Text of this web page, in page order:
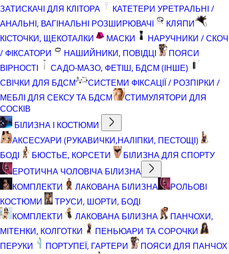
ЗАТИСКАЧІ ДЛЯ КЛІТОРА
КАТЕТЕРИ УРЕТРАЛЬНІ /
АНАЛЬНІ, ВАГІНАЛЬНІ РОЗШИРЮВАЧІ
КЛЯПИ
КІСТОЧКИ, ЩЕКОТАЛКИ
МАСКИ
НАРУЧНИКИ / СКОЧ
/ ФІКСАТОРИ
НАШИЙНИКИ, ПОВІДЦІ
ПОЯСИ
ВІРНОСТІ
САДО-МАЗО, ФЕТІШ, БДСМ (ІНШЕ)
СВІЧКИ ДЛЯ БДСМ
СИСТЕМИ ФІКСАЦІЇ / РОЗПІРКИ /
МЕБЛІ ДЛЯ СЕКСУ ТА БДСМ
СТИМУЛЯТОРИ ДЛЯ
СОСКІВ
БІЛИЗНА І КОСТЮМИ
АКСЕСУАРИ (РУКАВИЧКИ,НАЛІПКИ, ПЕСТОЩІ)
БОДІ
БЮСТЬЕ, КОРСЕТИ
БІЛИЗНА ДЛЯ СПОРТУ
ЕРОТИЧНА ЧОЛОВІЧА БІЛИЗНА
КОМПЛЕКТИ
ЛАКОВАНА БІЛИЗНА
РОЛЬОВІ
КОСТЮМИ
ТРУСИ, ШОРТИ, БОДІ
КОМПЛЕКТИ
ЛАКОВАНА БІЛИЗНА
ПАНЧОХИ,
МІТЕНКИ, КОЛГОТКИ
ПЕНЬЮАРИ ТА СОРОЧКИ
ПЕРУКИ
ПОРТУПЕЇ, ГАРТЕРИ
ПОЯСИ ДЛЯ ПАНЧОХ